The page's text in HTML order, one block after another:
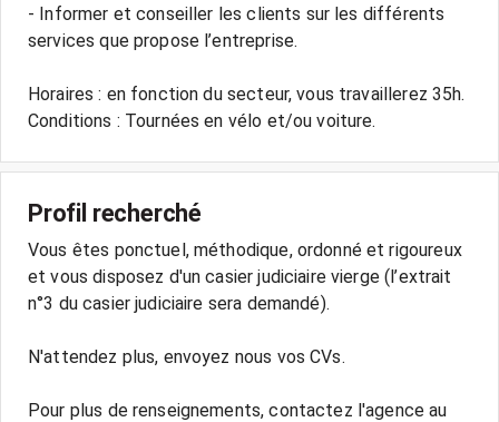
- Informer et conseiller les clients sur les différents
services que propose l’entreprise.
Horaires : en fonction du secteur, vous travaillerez 35h.
Profil recherché
Vous êtes ponctuel, méthodique, ordonné et rigoureux
et vous disposez d'un casier judiciaire vierge (l’extrait
n°3 du casier judiciaire sera demandé).
N'attendez plus, envoyez nous vos CVs.
Pour plus de renseignements, contactez l'agence au